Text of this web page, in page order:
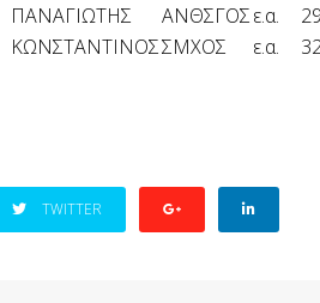
ΠΑΝΑΓΙΩΤΗΣ ΑΝΘΣΓΟΣε.α.
ΚΩΝΣΤΑΝΤΙΝΟΣΣΜΧΟΣ ε.α.
TWITTER